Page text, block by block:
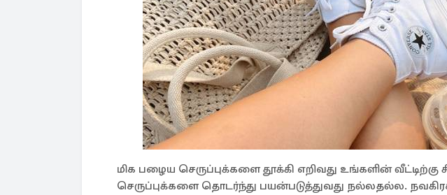
மிக பழைய செருப்புக்களை தூக்கி எறிவது உங்களின்
செருப்புக்களை தொடர்ந்து பயன்படுத்துவது நல்லதல்ல.